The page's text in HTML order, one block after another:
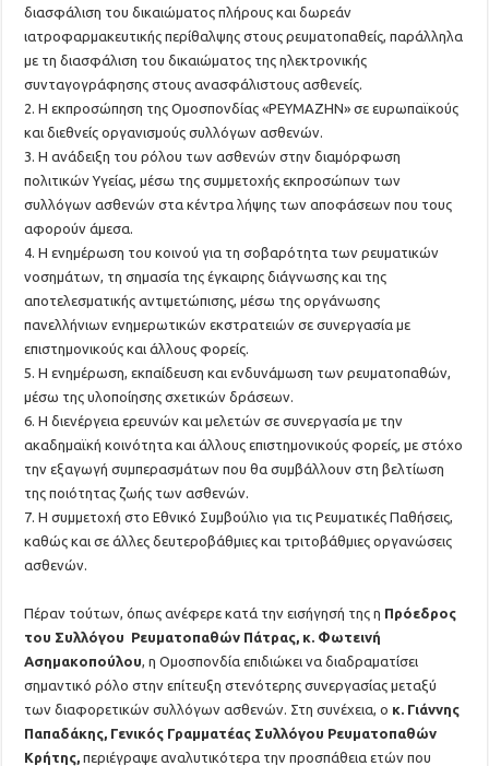
διασφάλιση του δικαιώματος πλήρους και δωρεάν
ιατροφαρμακευτικής περίθαλψης στους ρευματοπαθείς, παράλληλα
με τη διασφάλιση του δικαιώματος της ηλεκτρονικής
συνταγογράφησης στους ανασφάλιστους ασθενείς.
2. Η εκπροσώπηση της Ομοσπονδίας «ΡΕΥΜΑΖΗΝ» σε ευρωπαϊκούς
και διεθνείς οργανισμούς συλλόγων ασθενών.
3. Η ανάδειξη του ρόλου των ασθενών στην διαμόρφωση
πολιτικών Υγείας, μέσω της συμμετοχής εκπροσώπων των
συλλόγων ασθενών στα κέντρα λήψης των αποφάσεων που τους
αφορούν άμεσα.
4. Η ενημέρωση του κοινού για τη σοβαρότητα των ρευματικών
νοσημάτων, τη σημασία της έγκαιρης διάγνωσης και της
αποτελεσματικής αντιμετώπισης, μέσω της οργάνωσης
πανελλήνιων ενημερωτικών εκστρατειών σε συνεργασία με
επιστημονικούς και άλλους φορείς.
5. Η ενημέρωση, εκπαίδευση και ενδυνάμωση των ρευματοπαθών,
μέσω της υλοποίησης σχετικών δράσεων.
6. Η διενέργεια ερευνών και μελετών σε συνεργασία με την
ακαδημαϊκή κοινότητα και άλλους επιστημονικούς φορείς, με στόχο
την εξαγωγή συμπερασμάτων που θα συμβάλλουν στη βελτίωση
της ποιότητας ζωής των ασθενών.
7. Η συμμετοχή στο Εθνικό Συμβούλιο για τις Ρευματικές Παθήσεις,
καθώς και σε άλλες δευτεροβάθμιες και τριτοβάθμιες οργανώσεις
ασθενών.
Πέραν τούτων, όπως ανέφερε κατά την εισήγησή της η Πρόεδρος
του Συλλόγου Ρευματοπαθών Πάτρας, κ. Φωτεινή
Ασημακοπούλου , η Ομοσπονδία επιδιώκει να διαδραματίσει
σημαντικό ρόλο στην επίτευξη στενότερης συνεργασίας μεταξύ
των διαφορετικών συλλόγων ασθενών. Στη συνέχεια, ο κ. Γιάννης
Παπαδάκης, Γενικός Γραμματέας Συλλόγου Ρευματοπαθών
Κρήτης,περιέγραψε αναλυτικότερα την προσπάθεια ετών που